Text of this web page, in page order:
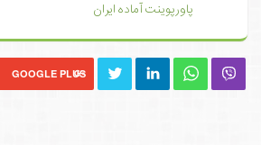
پاورپوینت آماده ایران
GOOGLE PLUS